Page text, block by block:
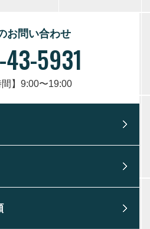
お問い合わせ
5931
間】9:00〜19:00